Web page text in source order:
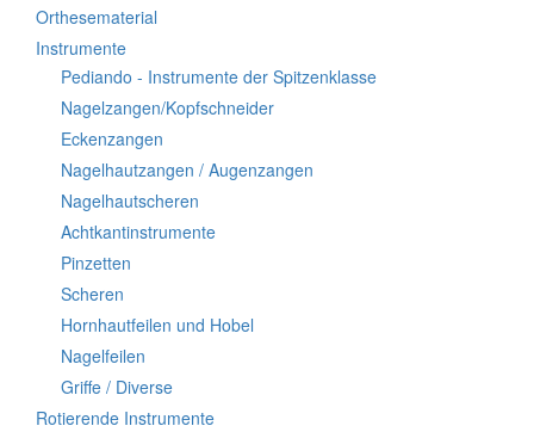
Orthesematerial
Instrumente
Pediando - Instrumente der Spitzenklasse
Nagelzangen/Kopfschneider
Eckenzangen
Nagelhautzangen / Augenzangen
Nagelhautscheren
Achtkantinstrumente
Pinzetten
Scheren
Hornhautfeilen und Hobel
Nagelfeilen
Griffe / Diverse
Rotierende Instrumente